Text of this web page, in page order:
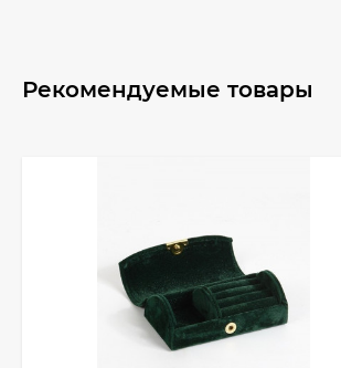
Рекомендуемые товары